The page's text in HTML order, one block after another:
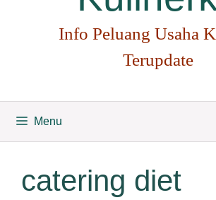
Info Peluang Usaha
Terupdate
Menu
catering diet